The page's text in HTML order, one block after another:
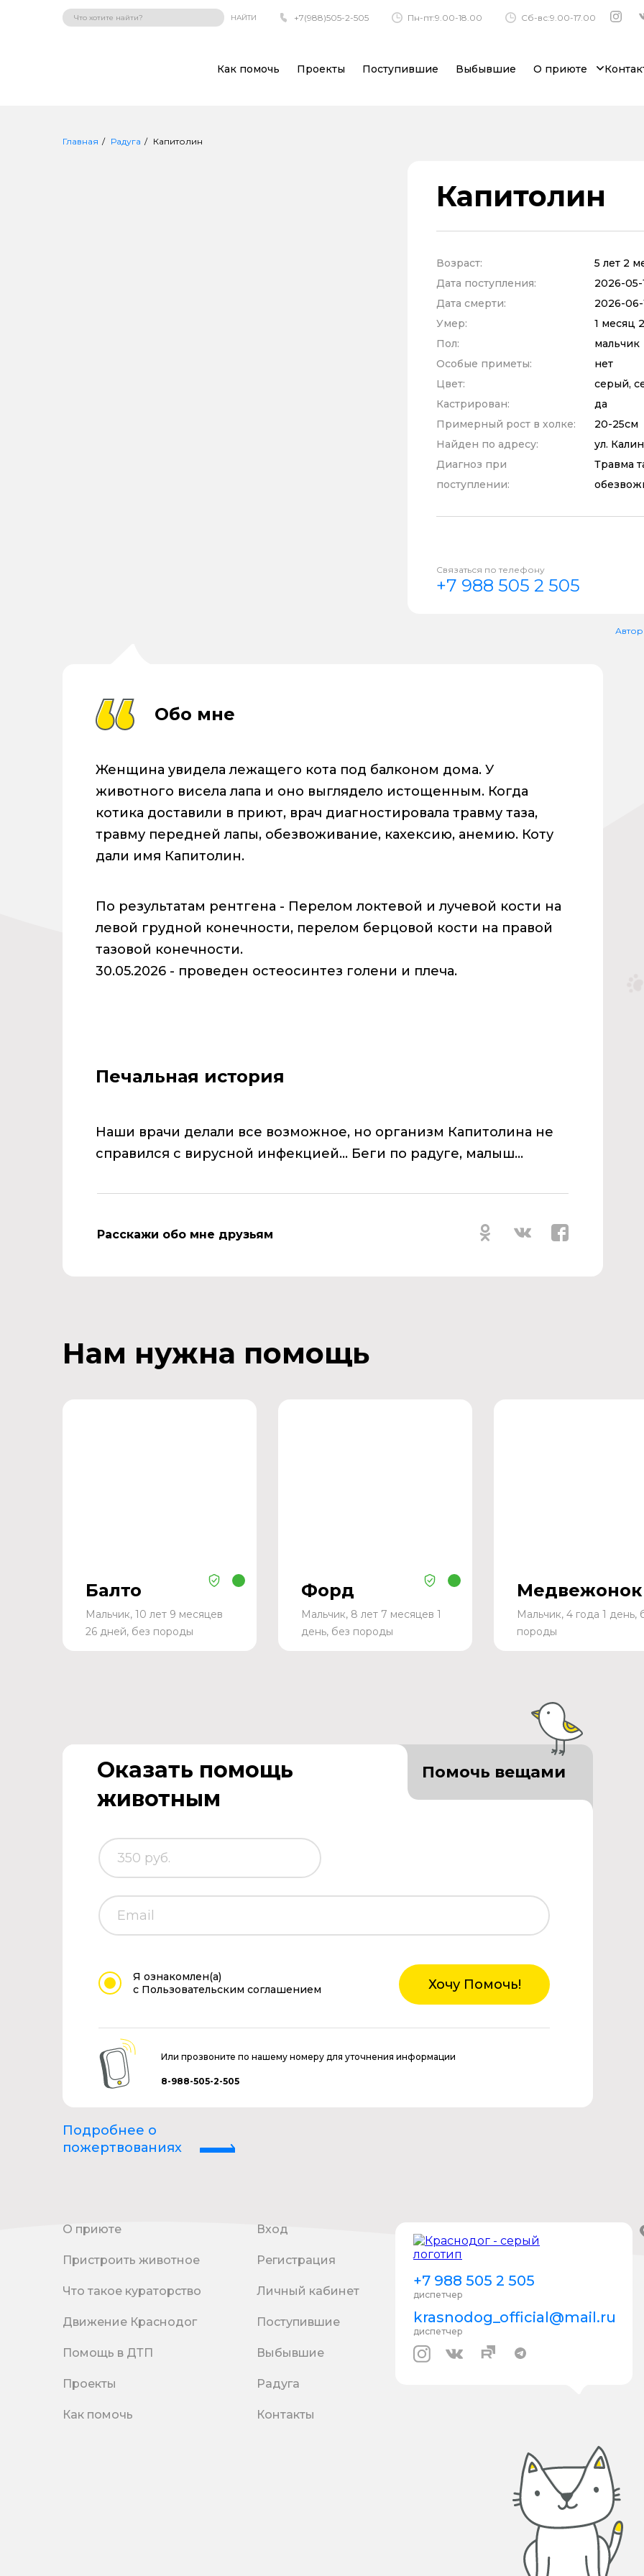
НАЙТИ +7(988)505-2-505 Пн-пт:9.00-18.00 Сб-вс:9.00-17.00
Как помочь Проекты Поступившие Выбывшие О приюте
Главная Радуга Капитолин
Капитолин
Возраст:
5 лет 2
Дата поступления:
2026-05-
Дата смерти:
2026-06-
Умер:
1 месяц
Пол:
мальчик
Особые приметы:
нет
Цвет:
серый,
Кастрирован:
да
Примерный рост в холке:
20-25см
Найден по адресу:
ул.
Диагноз при
поступлении:
Травма
Связаться по телефону
+7 988 505 2 505
Обо мне
Женщина увидела лежащего кота под балконом дома. У
животного висела лапа и оно выглядело истощенным. Когда
котика доставили в приют, врач диагностировала травму таза,
травму передней лапы, обезвоживание, кахексию, анемию. Коту
дали имя Капитолин.
По результатам рентгена - Перелом локтевой и лучевой кости на
левой грудной конечности, перелом берцовой кости на правой
тазовой конечности.
30.05.2026 - проведен остеосинтез голени и плеча.
Печальная история
Наши врачи делали все возможное, но организм Капитолина не
справился с вирусной инфекцией... Беги по радуге, малыш...
Расскажи обо мне друзьям
Нам нужна помощь
Балто
Мальчик, 10 лет 9 месяцев
26 дней, без породы
Форд
Мальчик, 8 лет 7 месяцев 1
день, без породы
Медвежонок
Мальчик, 4 года 1 день,
породы
Оказать помощь
животным
Помочь вещами
Я ознакомлен(а)
с Пользовательским соглашением
Хочу Помочь!
Или прозвоните по нашему номеру для уточнения информации
8-988-505-2-505
Подробнее о
пожертвованиях
О приюте
Пристроить животное
Что такое кураторство
Движение Краснодог
Помощь в ДТП
Проекты
Как помочь
Вход
Регистрация
Личный кабинет
Поступившие
Выбывшие
Радуга
Контакты
+7 988 505 2 505
диспетчер
krasnodog_official@mail.ru
диспетчер